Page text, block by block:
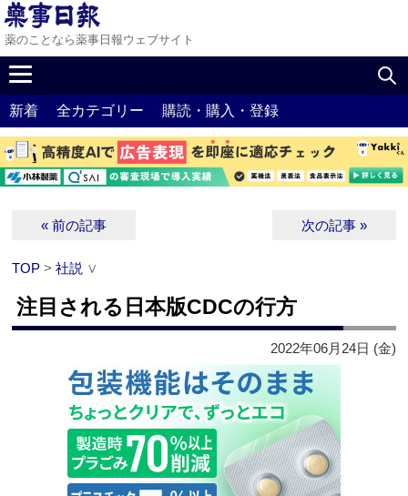
薬のことなら薬事日報ウェブサイト
新着 全カテゴリー 購読・購入・登録
« 前の記事 次の記事 »
TOP >社説 ∨
注目される日本版CDCの行方
2022年06月24日 (金)